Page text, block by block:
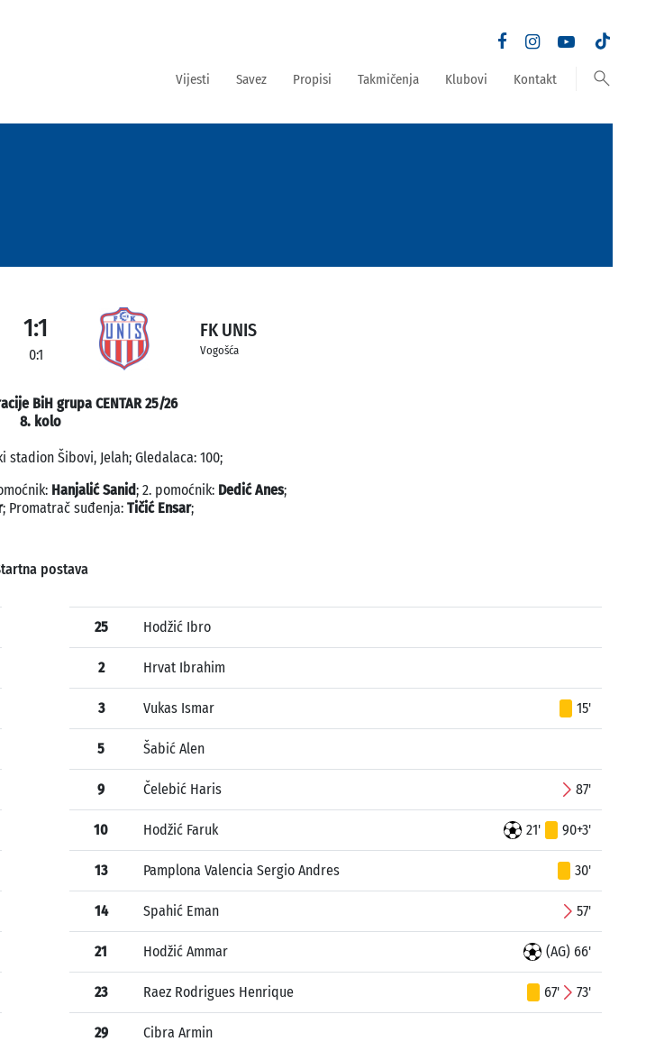
Vijesti Savez Propisi Takmičenja Klubovi Kontakt search
1:1
0:1
FK UNIS
Vogošća
BiH grupa CENTAR 25/26
8. kolo
stadion Šibovi, Jelah; Gledalaca: 100;
Hanjalić Sanid; 2. pomoćnik: Dedić Anes;
; Promatrač suđenja: Tičić Ensar;
postava
25 Hodžić Ibro
2 Hrvat Ibrahim
3 Vukas Ismar 15'
5 Šabić Alen
9 Čelebić Haris 87'
10 Hodžić Faruk 21' 90+3'
13 Pamplona Valencia Sergio Andres 30'
14 Spahić Eman 57'
21 Hodžić Ammar (AG) 66'
23 Raez Rodrigues Henrique 67' 73'
29 Cibra Armin